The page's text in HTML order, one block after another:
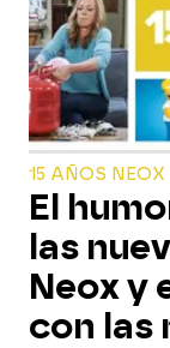
15 AÑOS NEOX
El
las
Neox y
con las